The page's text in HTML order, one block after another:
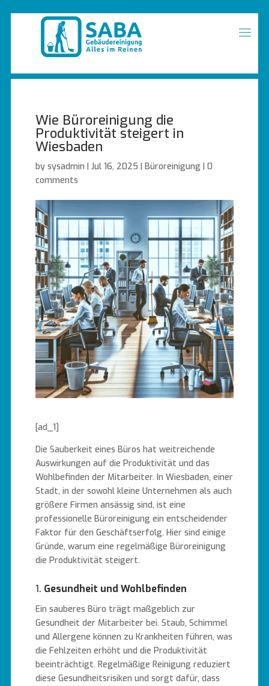
Wie Büroreinigung die
Produktivität steigert in
Wiesbaden
bysysadmin |Jul 16, 2025 |Büroreinigung |0
comments
[ad_1]
Die Sauberkeit eines Büros hat weitreichende
Auswirkungen auf die Produktivität und das
Wohlbefinden der Mitarbeiter. In Wiesbaden, einer
Stadt, in der sowohl kleine Unternehmen als auch
größere Firmen ansässig sind, ist eine
professionelle Büroreinigung ein entscheidender
Faktor für den Geschäftserfolg. Hier sind einige
Gründe, warum eine regelmäßige Büroreinigung
die Produktivität steigert.
1. Gesundheit und Wohlbefinden
Ein sauberes Büro trägt maßgeblich zur
Gesundheit der Mitarbeiter bei. Staub, Schimmel
und Allergene können zu Krankheiten führen, was
die Fehlzeiten erhöht und die Produktivität
beeinträchtigt. Regelmäßige Reinigung reduziert
diese Gesundheitsrisiken und sorgt dafür, dass